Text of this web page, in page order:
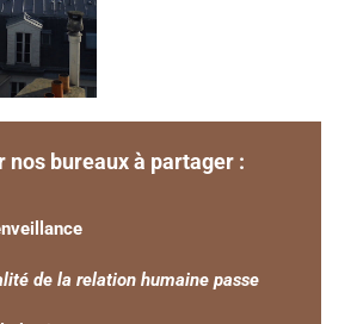
nos bureaux à partager :
de la relation humaine passe